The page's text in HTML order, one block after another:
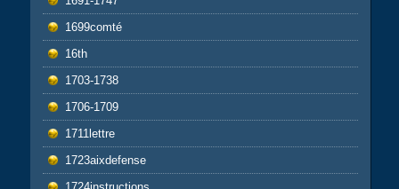
1699comté
16th
1703-1738
1706-1709
1711lettre
1723aixdefense